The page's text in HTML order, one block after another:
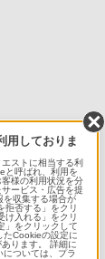
のテクノロジ
イル情報を発
ンです
用しておりま
ストに相当する利
と呼ばれ、利用を
様の利用状況を分
ービス・広告を提
を収集する場合が
拒否する」をクリ
け入れる」をクリ
」をクリックして
たCookieの設定に
ります。 詳細に
ついては、プラ